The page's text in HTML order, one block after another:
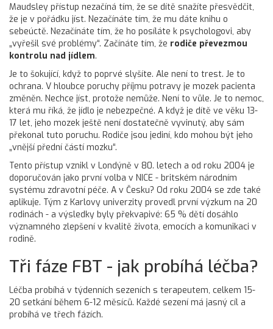
Maudsley přístup nezačíná tím, že se dítě snažíte přesvědčit,
že je v pořádku jíst. Nezačínáte tím, že mu dáte knihu o
sebeúctě. Nezačínáte tím, že ho posíláte k psychologovi, aby
„vyřešil své problémy“. Začínáte tím, že rodiče převezmou
kontrolu nad jídlem.
Je to šokující, když to poprvé slyšíte. Ale není to trest. Je to
ochrana. V hloubce poruchy příjmu potravy je mozek pacienta
změněn. Nechce jíst, protože nemůže. Není to vůle. Je to nemoc,
která mu říká, že jídlo je nebezpečné. A když je dítě ve věku 13-
17 let, jeho mozek ještě není dostatečně vyvinutý, aby sám
překonal tuto poruchu. Rodiče jsou jediní, kdo mohou být jeho
„vnější přední částí mozku“.
Tento přístup vznikl v Londýně v 80. letech a od roku 2004 je
doporučován jako první volba v NICE - britském národním
systému zdravotní péče. A v Česku? Od roku 2004 se zde také
aplikuje. Tým z Karlovy univerzity provedl první výzkum na 20
rodinách - a výsledky byly překvapivé: 65 % dětí dosáhlo
významného zlepšení v kvalitě života, emocích a komunikaci v
rodině.
Tři fáze FBT - jak probíhá léčba?
Léčba probíhá v týdenních sezeních s terapeutem, celkem 15-
20 setkání během 6-12 měsíců. Každé sezení má jasný cíl a
probíhá ve třech fázích.